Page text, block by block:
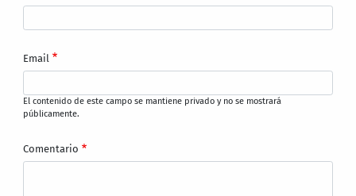
Email
El contenido de este campo se mantiene privado y no se mostrará
públicamente.
Comentario